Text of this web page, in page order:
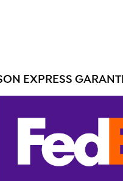
EXPRESS